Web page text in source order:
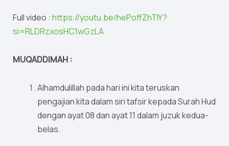
Full video : https://youtu.be/hePoffZhTIY?
si=RLDRzxosHC1wGzLA
MUQADDIMAH :
Alhamdulillah pada hari ini kita teruskan
pengajian kita dalam siri tafsir kepada Surah Hud
dengan ayat 08 dan ayat 11 dalam juzuk kedua-
belas.